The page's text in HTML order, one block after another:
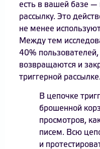
есть в вашей базе —
рассылку. Это
не менее
Между тем
40%
возвращаются и
триггерной рассылке.
В цепочке
брошенной
просмотров,
писем. Всю
и